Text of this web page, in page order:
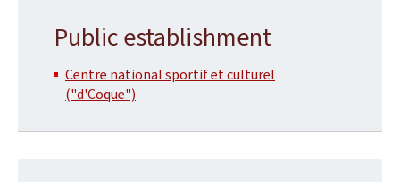
Public establishment
Centre national sportif et culturel
("d'Coque")